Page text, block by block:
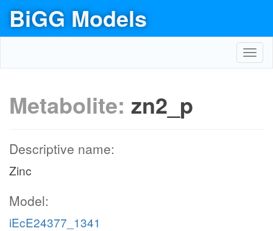
BiGG Models
Metabolite: zn2_p
Descriptive name:
Zinc
Model:
iEcE24377_1341